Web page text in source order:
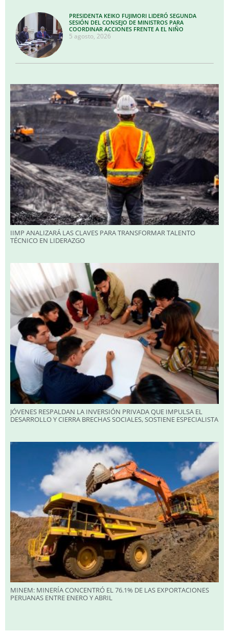
PRESIDENTA KEIKO FUJIMORI LIDERÓ SEGUNDA
SESIÓN DEL CONSEJO DE MINISTROS PARA
COORDINAR ACCIONES FRENTE A EL NIÑO
5 agosto, 2026
IIMP ANALIZARÁ LAS CLAVES PARA TRANSFORMAR TALENTO
TÉCNICO EN LIDERAZGO
JÓVENES RESPALDAN LA INVERSIÓN PRIVADA QUE IMPULSA EL
DESARROLLO Y CIERRA BRECHAS SOCIALES, SOSTIENE ESPECIALISTA
MINEM: MINERÍA CONCENTRÓ EL 76.1% DE LAS EXPORTACIONES
PERUANAS ENTRE ENERO Y ABRIL